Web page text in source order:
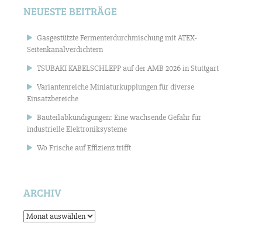
NEUESTE BEITRÄGE
Gasgestützte Fermenterdurchmischung mit ATEX-
Seitenkanalverdichtern
TSUBAKI KABELSCHLEPP auf der AMB 2026 in Stuttgart
Variantenreiche Miniaturkupplungen für diverse
Einsatzbereiche
Bauteilabkündigungen: Eine wachsende Gefahr für
industrielle Elektroniksysteme
Wo Frische auf Effizienz trifft
ARCHIV
Archiv